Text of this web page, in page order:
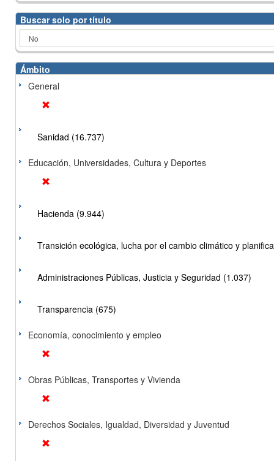
Buscar solo por título
Ámbito
General
Sanidad (16.737)
Educación, Universidades, Cultura y Deportes
Hacienda (9.944)
Transición ecológica, lucha por el cambio climático y
Administraciones Públicas, Justicia y Seguridad (1.037)
Transparencia (675)
Economía, conocimiento y empleo
Obras Públicas, Transportes y Vivienda
Derechos Sociales, Igualdad, Diversidad y Juventud